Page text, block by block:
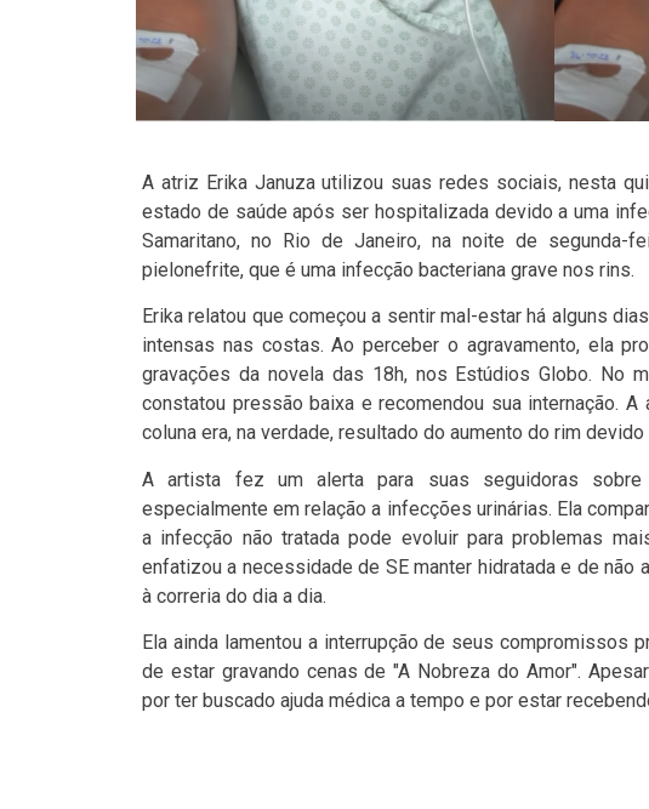
A atriz Erika Januza utilizou suas redes sociais, nesta
estado de saúde após ser hospitalizada devido a uma
Samaritano, no Rio de Janeiro, na noite de segunda-
pielonefrite, que é uma infecção bacteriana grave nos rins.
Erika relatou que começou a sentir mal-estar há alguns
intensas nas costas. Ao perceber o agravamento, ela
gravações da novela das 18h, nos Estúdios Globo. No
constatou pressão baixa e recomendou sua internação.
coluna era, na verdade, resultado do aumento do rim devido
A artista fez um alerta para suas seguidoras
especialmente em relação a infecções urinárias. Ela
a infecção não tratada pode evoluir para problemas
enfatizou a necessidade de SE manter hidratada e de não
à correria do dia a dia.
Ela ainda lamentou a interrupção de seus compromissos
de estar gravando cenas de "A Nobreza do Amor".
por ter buscado ajuda médica a tempo e por estar